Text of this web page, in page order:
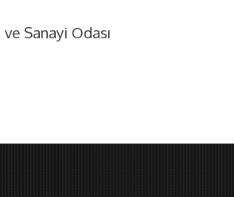
ve Sanayi Odası